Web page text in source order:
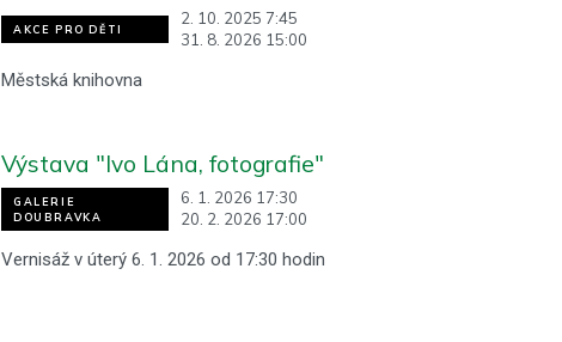
AKCE PRO DĚTI
2. 10. 2025 7:45
31. 8. 2026 15:00
Městská knihovna
GALERIE
DOUBRAVKA
6. 1. 2026 17:30
20. 2. 2026 17:00
Výstava "Ivo Lána, fotografie"
Vernisáž v úterý 6. 1. 2026 od 17:30 hodin